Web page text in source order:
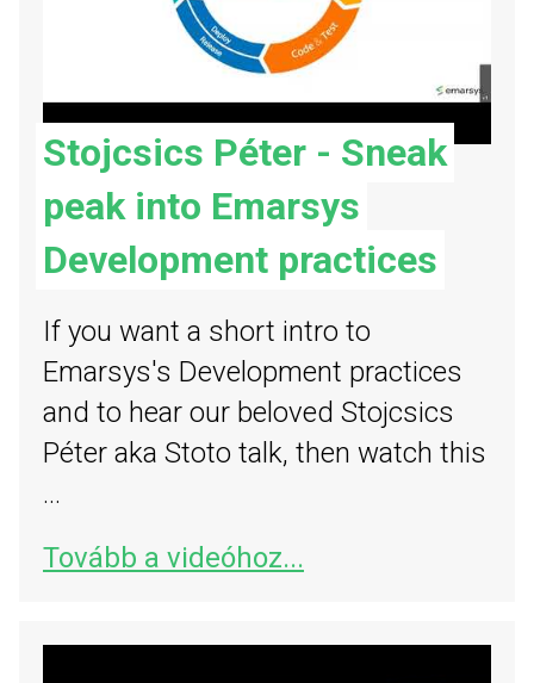
Stojcsics Péter - Sneak
peak into Emarsys
Development practices
If you want a short intro to
Emarsys's Development practices
and to hear our beloved Stojcsics
Péter aka Stoto talk, then watch this
...
Tovább a videóhoz...